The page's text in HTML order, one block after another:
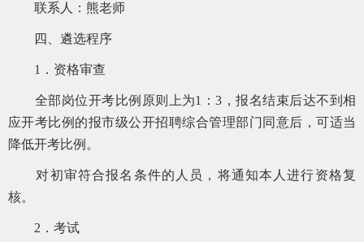
联系人：熊老师
四、遴选程序
1．资格审查
全部岗位开考比例原则上为1：3，报名结束后达不到相
应开考比例的报市级公开招聘综合管理部门同意后，可适当
降低开考比例。
对初审符合报名条件的人员，将通知本人进行资格复
核。
2．考试